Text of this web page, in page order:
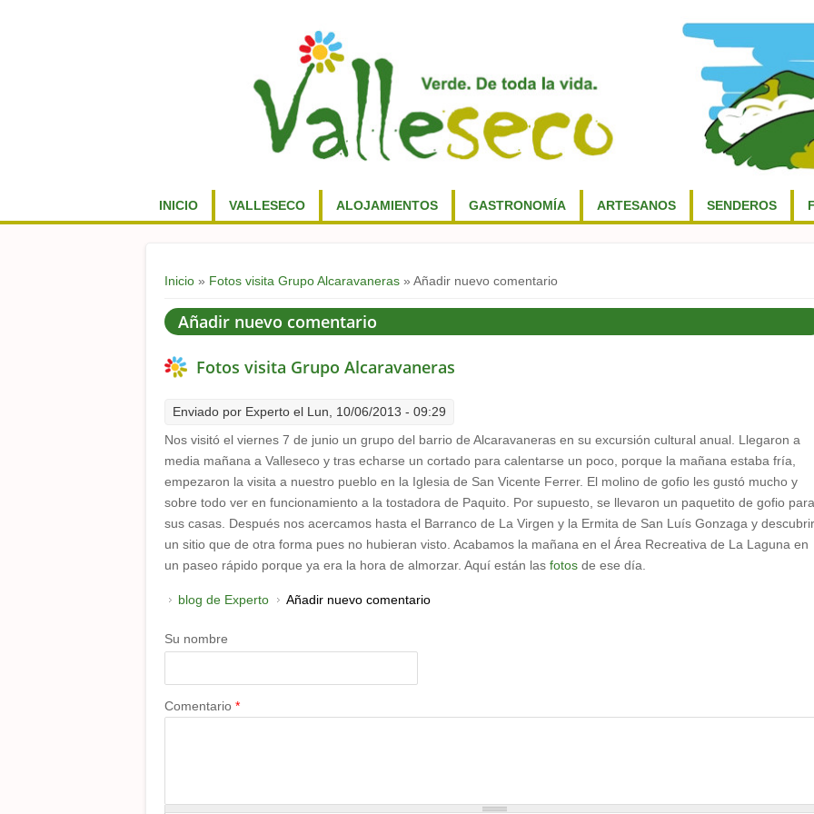
INICIO VALLESECO ALOJAMIENTOS GASTRONOMÍA ARTESANOS SENDEROS
Usted está aquí
Inicio » Fotos visita Grupo Alcaravaneras » Añadir nuevo comentario
Añadir nuevo comentario
Fotos visita Grupo Alcaravaneras
Enviado por Experto el Lun, 10/06/2013 - 09:29
Nos visitó el viernes 7 de junio un grupo del barrio de Alcaravaneras en su excursión cultural anual. Llegaron a
media mañana a Valleseco y tras echarse un cortado para calentarse un poco, porque la mañana estaba fría,
empezaron la visita a nuestro pueblo en la Iglesia de San Vicente Ferrer. El molino de gofio les gustó mucho y
sobre todo ver en funcionamiento a la tostadora de Paquito. Por supuesto, se llevaron un paquetito de gofio para
sus casas. Después nos acercamos hasta el Barranco de La Virgen y la Ermita de San Luís Gonzaga y descubrir
un sitio que de otra forma pues no hubieran visto. Acabamos la mañana en el Área Recreativa de La Laguna en
un paseo rápido porque ya era la hora de almorzar. Aquí están las fotos de ese día.
blog de Experto Añadir nuevo comentario
Su nombre
Comentario *